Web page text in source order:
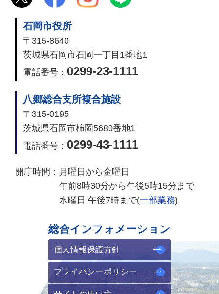
石岡市役所
〒315-8640
茨城県石岡市石岡一丁目1番地1
電話番号： 0299-23-1111
八郷総合支所複合施設
〒315-0195
茨城県石岡市柿岡5680番地1
電話番号： 0299-43-1111
開庁時間： 月曜日から金曜日
午前8時30分から午後5時15分まで
水曜日 午後7時まで(一部業務)
総合インフォメーション
個人情報保護方針
プライバシーポリシー